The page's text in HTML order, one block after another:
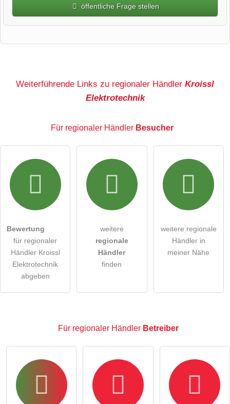
öffentliche Frage stellen
Hiermit akzeptiere ich die .
Die Datenschutzerklärunghabe ich zur Kenntnis genommen.
Hinweis: Bitte beachten Sie, öffentliche Fragen sind
alle Besucher sichtbar
Klicken Sie hier um eine
Weiterführende Links zu regionaler Händler Kroissl
Elektrotechnik
Für regionaler Händler Besucher
Bewertung
für regionaler
Händler Kroissl
Elektrotechnik
abgeben
weitere
regionale
Händler
finden
weitere regionale
Händler in
meiner Nähe
Für regionaler Händler Betreiber